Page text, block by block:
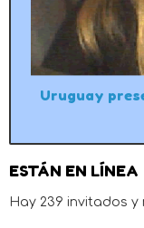
Uruguay
ESTÁN EN LÍNEA
Hay 239 invitados y